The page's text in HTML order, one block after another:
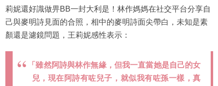
莉妮還好識做畀BB一封大利是！林作媽媽在社交平台分享自
己與麥明詩見面的合照，相中的麥明詩面尖帶白，未知是素
顏還是濾鏡問題，王莉妮感性表示：
「雖然阿詩與林作無緣，但我一直當她是自己的女
兒，現在阿詩有咗兒子，就似我有咗孫一樣，真